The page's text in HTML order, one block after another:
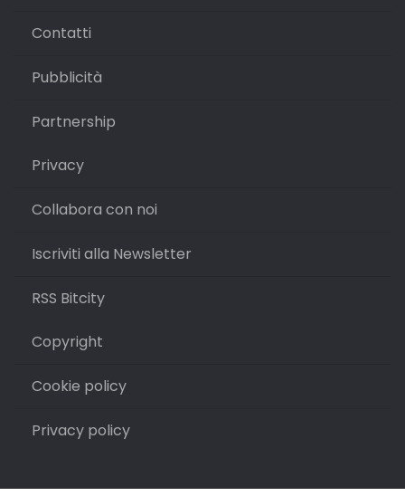
Contatti
Pubblicità
Partnership
Privacy
Collabora con noi
Iscriviti alla Newsletter
RSS Bitcity
Copyright
Cookie policy
Privacy policy